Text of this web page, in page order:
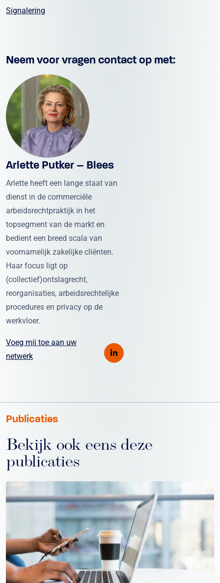
Signalering
Neem voor vragen contact op met:
Arlette Putker – Blees
Arlette heeft een lange staat van
dienst in de commerciële
arbeidsrechtpraktijk in het
topsegment van de markt en
bedient een breed scala van
voornamelijk zakelijke cliënten.
Haar focus ligt op
(collectief)ontslagrecht,
reorganisaties, arbeidsrechtelijke
procedures en privacy op de
werkvloer.
Voeg mij toe aan uw
netwerk
Publicaties
Bekijk ook eens deze
publicaties